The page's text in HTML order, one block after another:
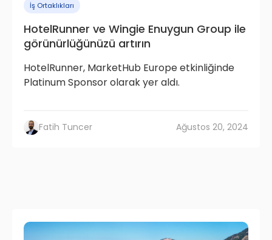
İş Ortaklıkları
HotelRunner ve Wingie Enuygun Group ile
görünürlüğünüzü artırın
HotelRunner, MarketHub Europe etkinliğinde
Platinum Sponsor olarak yer aldı.
Fatih Tuncer Ağustos 20, 2024